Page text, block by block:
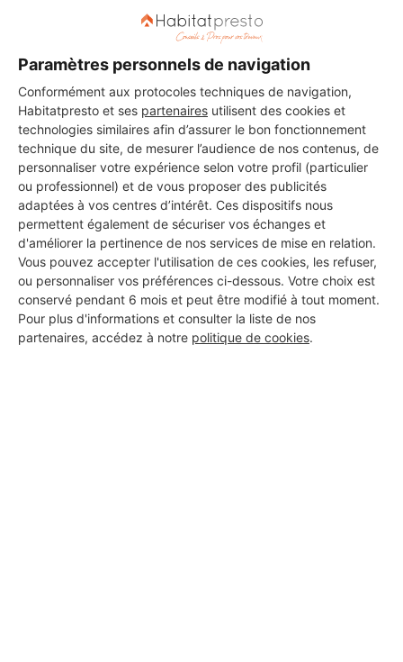
Paramètres personnels de navigation
Conformément aux protocoles techniques de navigation,
Habitatpresto et ses partenaires utilisent des cookies et
technologies similaires afin d’assurer le bon fonctionnement
technique du site, de mesurer l’audience de nos contenus, de
personnaliser votre expérience selon votre profil (particulier
ou professionnel) et de vous proposer des publicités
adaptées à vos centres d’intérêt. Ces dispositifs nous
permettent également de sécuriser vos échanges et
d'améliorer la pertinence de nos services de mise en relation.
Vous pouvez accepter l'utilisation de ces cookies, les refuser,
ou personnaliser vos préférences ci-dessous. Votre choix est
conservé pendant 6 mois et peut être modifié à tout moment.
Pour plus d'informations et consulter la liste de nos
partenaires, accédez à notre politique de cookies.
Vous souhaitez réaliser des travaux et ne savez quel professionnel
choisir ? Demandez des devis travauxauprès de notre réseau de 5 000
DEMANDER UN DEVIS